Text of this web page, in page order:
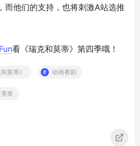
而他们的支持，也将刺激A站选推
看《瑞克和莫蒂》第四季哦！
和莫蒂》 动画番剧
奖